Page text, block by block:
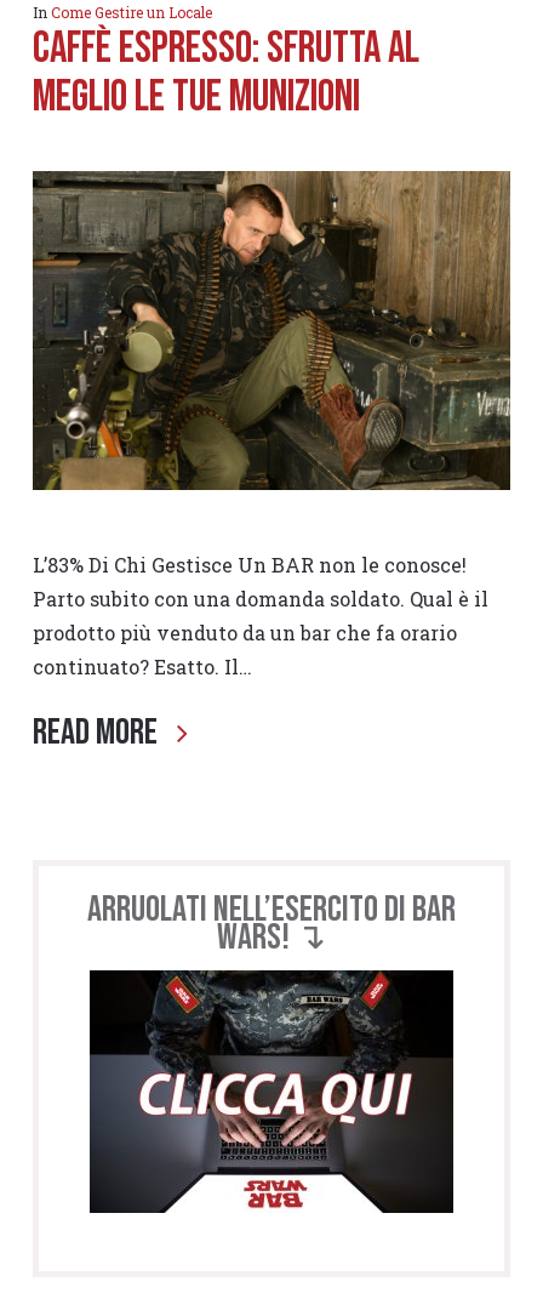
In Come Gestire un Locale
Caffè espresso: Sfrutta al
meglio le tue munizioni
L’83% Di Chi Gestisce Un BAR non le conosce!
Parto subito con una domanda soldato. Qual è il
prodotto più venduto da un bar che fa orario
continuato? Esatto. Il…
Read More
Arruolati nell’esercito di BAR
WARS! ↴